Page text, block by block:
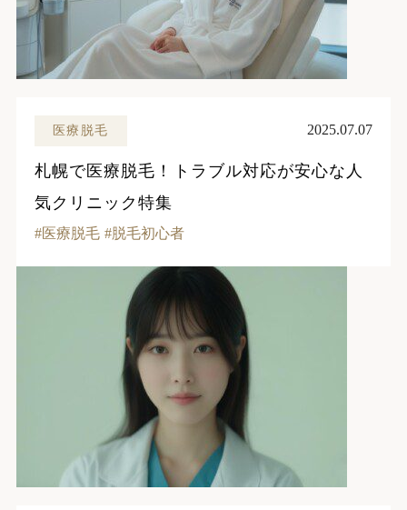
医療脱毛 2025.07.07
札幌で医療脱毛！トラブル対応が安心な人
気クリニック特集
医療脱毛 脱毛初心者